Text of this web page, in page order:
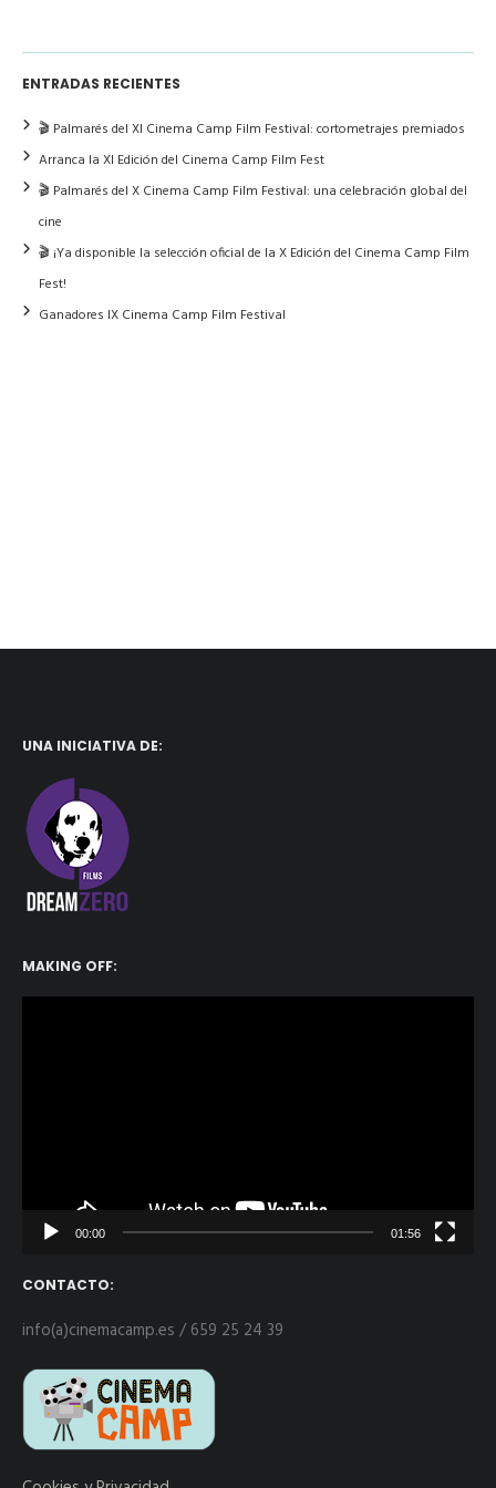
ENTRADAS RECIENTES
🎬 Palmarés del XI Cinema Camp Film Festival: cortometrajes premiados
Arranca la XI Edición del Cinema Camp Film Fest
🎬 Palmarés del X Cinema Camp Film Festival: una celebración global del
cine
🎬 ¡Ya disponible la selección oficial de la X Edición del Cinema Camp Film
Fest!
Ganadores IX Cinema Camp Film Festival
UNA INICIATIVA DE:
MAKING OFF:
00:00 01:56
CONTACTO:
info(a)cinemacamp.es / 659 25 24 39